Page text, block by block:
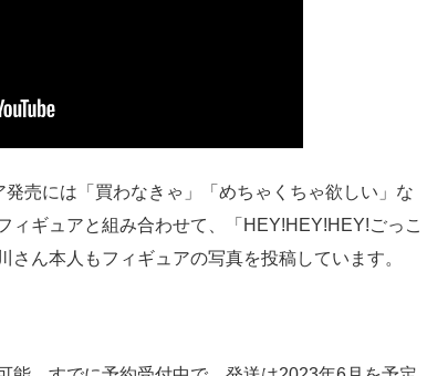
売には「買わなきゃ」「めちゃくちゃ欲しい」な
ィギュアと組み合わせて、「HEY!HEY!HEY!ごっこ
ん本人もフィギュアの写真を投稿しています。